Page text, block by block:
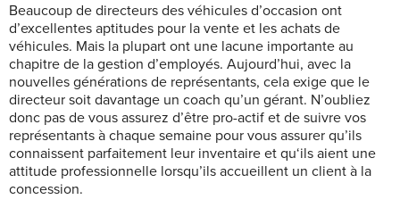
Beaucoup de directeurs des véhicules d’occasion ont
d’excellentes aptitudes pour la vente et les achats de
véhicules. Mais la plupart ont une lacune importante au
chapitre de la gestion d’employés. Aujourd’hui, avec la
nouvelles générations de représentants, cela exige que le
directeur soit davantage un coach qu’un gérant. N’oubliez
donc pas de vous assurez d’être pro-actif et de suivre vos
représentants à chaque semaine pour vous assurer qu’ils
connaissent parfaitement leur inventaire et qu‘ils aient une
attitude professionnelle lorsqu’ils accueillent un client à la
concession.